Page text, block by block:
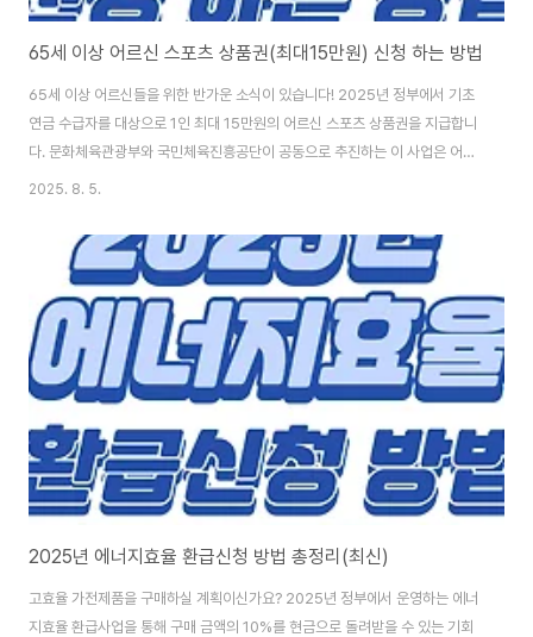
65세 이상 어르신 스포츠 상품권(최대15만원) 신청 하는 방법
65세 이상 어르신들을 위한 반가운 소식이 있습니다! 2025년 정부에서 기초
연금 수급자를 대상으로 1인 최대 15만원의 어르신 스포츠 상품권을 지급합니
다. 문화체육관광부와 국민체육진흥공단이 공동으로 추진하는 이 사업은 어르
신들의 건전한 여가활동과 신체 건강 증진을 위한 정부의 특별한 배려입니다.
가맹 스포츠시설에서 현금처럼 사용할 수 있으며, 수영장, 헬스장, 파크골프장,
요가·필라테스, 탁구장 등 다양한 운동시설에서 활용 가능합니다. 총 1,050억
원 이상의 예산이 투입되는 대규모 복지사업입니다. 이번 글에서는 어르신 스
포츠 상품권 신청의 모든 과정을 상세히 안내해드리겠습니다. 신청 자격부터
신청 방법, 사용처, 주의사..
2025. 8. 5.
2025년 에너지효율 환급신청 방법 총정리(최신)
고효율 가전제품을 구매하실 계획이신가요? 2025년 정부에서 운영하는 에너
지효율 환급사업을 통해 구매 금액의 10%를 현금으로 돌려받을 수 있는 기회